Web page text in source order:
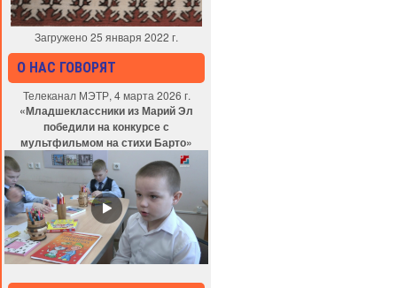
Загружено 25 января 2022 г.
О НАС ГОВОРЯТ
Телеканал МЭТР, 4 марта 2026 г.
«Младшеклассники из Марий Эл
победили на конкурсе с
мультфильмом на стихи Барто»